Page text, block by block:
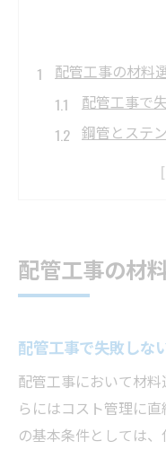
配管工事の材料
配管工事で
鋼管とステ
塩ビ・ポリ
用途別に見る配
配管工事に
埋設配管工
配管工事で
水回り配管
岡山県で注目さ
配管工事の材
配管工事で失敗しな
配管工事において材
らにはコスト管理に
の基本条件としては